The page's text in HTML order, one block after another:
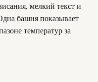
мелкий текст и
башня показывает
температур за